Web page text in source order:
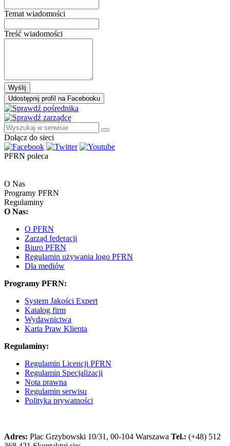
Temat wiadomości
Treść wiadomości
Wyślij
Udostępnij profil na Facebooku
Dołącz do sieci
PFRN poleca
O Nas
Programy PFRN
Regulaminy
O Nas:
O PFRN
Zarząd federacji
Biuro PFRN
Regulamin używania logo PFRN
Dla mediów
Programy PFRN:
System Jakości Expert
Katalog firm
Wydawnictwa
Karta Praw Klienta
Regulaminy:
Regulamin Licencji PFRN
Regulamin Specjalizacji
Nota prawna
Regulamin serwisu
Polityka prywatności
Adres: Plac Grzybowski 10/31, 00-104 Warszawa Tel.: (+48) 512